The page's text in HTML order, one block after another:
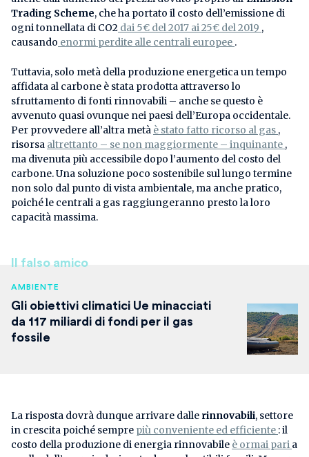
Trading Scheme, che ha portato il costo dell’emissione di
ogni tonnellata di CO2 dai 5€ del 2017 ai 25€ del 2019 ,
causando enormi perdite alle centrali europee .
Tuttavia, solo metà della produzione energetica un tempo
affidata al carbone è stata prodotta attraverso lo
sfruttamento di fonti rinnovabili – anche se questo è
avvenuto quasi ovunque nei paesi dell’Europa occidentale.
Per provvedere all’altra metà è stato fatto ricorso al gas ,
risorsa altrettanto – se non maggiormente – inquinante ,
ma divenuta più accessibile dopo l’aumento del costo del
carbone. Una soluzione poco sostenibile sul lungo termine
non solo dal punto di vista ambientale, ma anche pratico,
poiché le centrali a gas raggiungeranno presto la loro
capacità massima.
Il falso amico
AMBIENTE
Gli obiettivi climatici Ue minacciati
da 117 miliardi di fondi per il gas
fossile
La risposta dovrà dunque arrivare dalle rinnovabili, settore
in crescita poiché sempre più conveniente ed efficiente : il
costo della produzione di energia rinnovabile è ormai pari a